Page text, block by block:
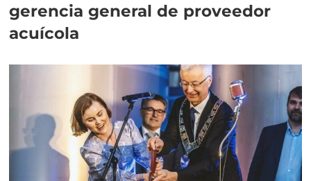
gerencia general de proveedor
acuícola